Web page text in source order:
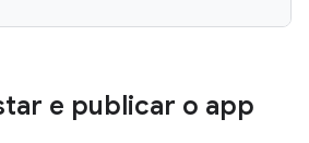
e publicar o app